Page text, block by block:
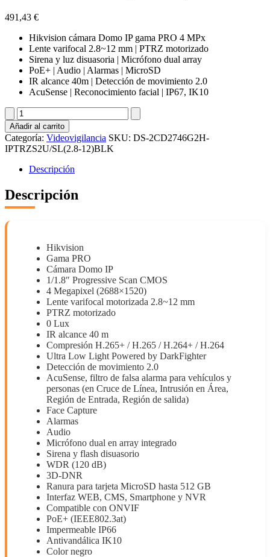
491,43 €
Hikvision cámara Domo IP gama PRO 4 MPx
Lente varifocal 2.8~12 mm | PTRZ motorizado
Sirena y luz disuasoria | Micrófono dual array
PoE+ | Audio | Alarmas | MicroSD
IR alcance 40m | Detección de movimiento 2.0
AcuSense | Reconocimiento facial | IP67, IK10
DS-
2CD2746G2H-
IPTRZS2U/SL(2.8-
12)BLK
cantidad
Añadir al carrito
Categoría: Videovigilancia SKU: DS-2CD2746G2H-
IPTRZS2U/SL(2.8-12)BLK
Descripción
Descripción
Hikvision
Gama PRO
Cámara Domo IP
1/1.8″ Progressive Scan CMOS
4 Megapixel (2688×1520)
Lente varifocal motorizada 2.8~12 mm
PTRZ motorizado
0 Lux
IR alcance 40 m
Compresión H.265+ / H.265 / H.264+ / H.264
Ultra Low Light Powered by DarkFighter
Detección de movimiento 2.0
AcuSense, filtro de falsa alarma para vehículos y
personas (en Cruce de Línea, Intrusión en Área,
Región de Entrada, Región de salida)
Face Capture
Alarmas
Audio
Micrófono dual en array integrado
Sirena y flash disuasorio
WDR (120 dB)
3D-DNR
Ranura para tarjeta MicroSD hasta 512 GB
Interfaz WEB, CMS, Smartphone y NVR
Compatible con ONVIF
PoE+ (IEEE802.3at)
Impermeable IP66
Antivandálica IK10
Color negro